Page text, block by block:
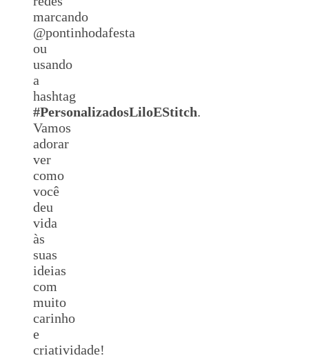
marcando
@pontinhodafesta
ou
usando
a
hashtag
#PersonalizadosLiloEStitch.
Vamos
adorar
ver
como
você
deu
vida
às
suas
ideias
com
muito
carinho
e
criatividade!